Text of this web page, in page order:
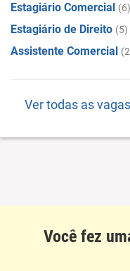
Estagiário Comercial (6)
Estagiário de Direito (5)
Assistente Comercial
Ver todas as
Você fez